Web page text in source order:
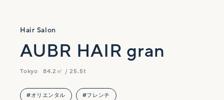
Hair Salon
AUBR HAIR gran
Tokyo 84.2㎡ / 25.5t
#オリエンタル #フレンチ